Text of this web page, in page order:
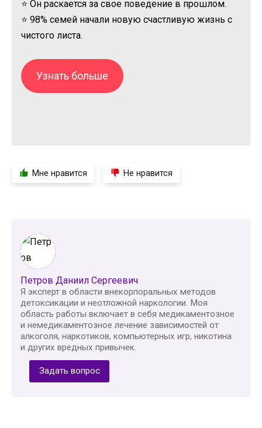
⭐ Он раскается за свое поведение в прошлом.
⭐ 98% семей начали новую счастливую жизнь с
чистого листа.
Узнать больше
Мне нравится Не нравится
Петров Даниил Сергеевич
Я эксперт в области внекорпоральных методов
детоксикации и неотложной наркологии. Моя
область работы включает в себя медикаментозное
и немедикаментозное лечение зависимостей от
алкоголя, наркотиков, компьютерных игр, никотина
и других вредных привычек.
Задать вопрос